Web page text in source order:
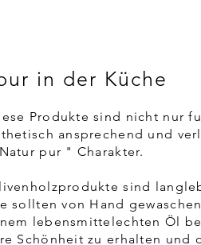
in der Küche
Produkte sind nicht nur
ansprechend und
pur " Charakter.
sind
sollten von Hand
lebensmittelechten Öl
Schönheit zu erhalten und